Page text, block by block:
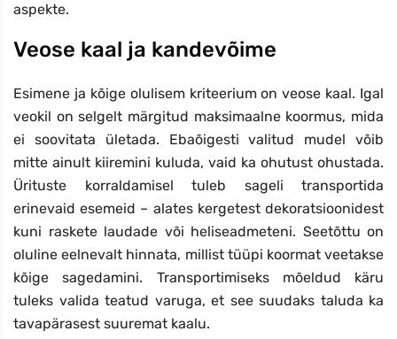
aspekte.
Veose kaal ja kandevõime
Esimene ja kõige olulisem kriteerium on veose kaal. Igal
veokil on selgelt märgitud maksimaalne koormus, mida
ei soovitata ületada. Ebaõigesti valitud mudel võib
mitte ainult kiiremini kuluda, vaid ka ohutust ohustada.
Ürituste korraldamisel tuleb sageli transportida
erinevaid esemeid – alates kergetest dekoratsioonidest
kuni raskete laudade või heliseadmeteni. Seetõttu on
oluline eelnevalt hinnata, millist tüüpi koormat veetakse
kõige sagedamini. Transportimiseks mõeldud käru
tuleks valida teatud varuga, et see suudaks taluda ka
tavapärasest suuremat kaalu.